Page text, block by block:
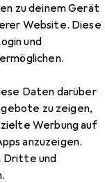
zu deinem Gerät
Website. Diese
und
Daten darüber
zu zeigen,
Werbung auf
anzuzeigen.
Dritte und